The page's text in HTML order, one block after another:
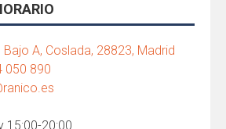
Bajo A, Coslada, 28823, Madrid
050 890
15:00-20:00